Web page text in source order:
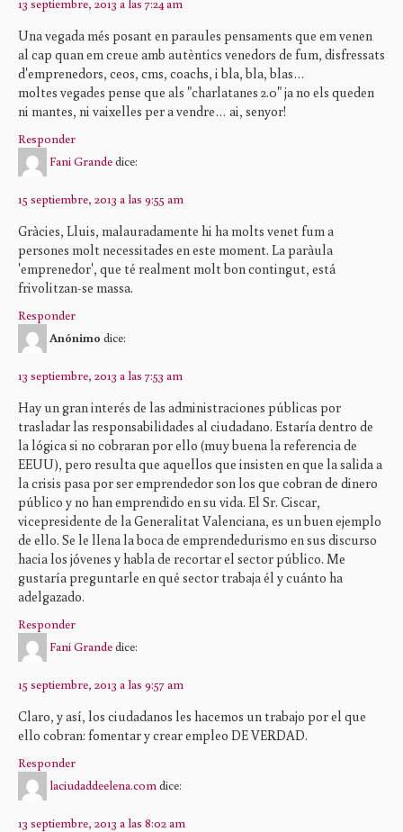
13 septiembre, 2013 a las 7:24 am
Una vegada més posant en paraules pensaments que em venen
al cap quan em creue amb autèntics venedors de fum, disfressats
d'emprenedors, ceos, cms, coachs, i bla, bla, blas…
moltes vegades pense que als "charlatanes 2.0" ja no els queden
ni mantes, ni vaixelles per a vendre… ai, senyor!
Responder
Fani Grandedice:
15 septiembre, 2013 a las 9:55 am
Gràcies, Lluis, malauradamente hi ha molts venet fum a
persones molt necessitades en este moment. La paràula
'emprenedor', que té realment molt bon contingut, está
frivolitzan-se massa.
Responder
Anónimo dice:
13 septiembre, 2013 a las 7:53 am
Hay un gran interés de las administraciones públicas por
trasladar las responsabilidades al ciudadano. Estaría dentro de
la lógica si no cobraran por ello (muy buena la referencia de
EEUU), pero resulta que aquellos que insisten en que la salida a
la crisis pasa por ser emprendedor son los que cobran de dinero
público y no han emprendido en su vida. El Sr. Ciscar,
vicepresidente de la Generalitat Valenciana, es un buen ejemplo
de ello. Se le llena la boca de emprendedurismo en sus discurso
hacia los jóvenes y habla de recortar el sector público. Me
gustaría preguntarle en qué sector trabaja él y cuánto ha
adelgazado.
Responder
Fani Grandedice:
15 septiembre, 2013 a las 9:57 am
Claro, y así, los ciudadanos les hacemos un trabajo por el que
ello cobran: fomentar y crear empleo DE VERDAD.
Responder
laciudaddeelena.com dice:
13 septiembre, 2013 a las 8:02 am